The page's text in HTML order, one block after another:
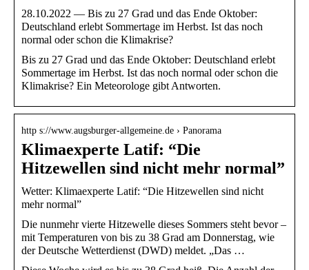
28.10.2022 — Bis zu 27 Grad und das Ende Oktober:
Deutschland erlebt Sommertage im Herbst. Ist das noch
normal oder schon die Klimakrise?
Bis zu 27 Grad und das Ende Oktober: Deutschland erlebt
Sommertage im Herbst. Ist das noch normal oder schon die
Klimakrise? Ein Meteorologe gibt Antworten.
http s://www.augsburger-allgemeine.de › Panorama
Klimaexperte Latif: “Die
Hitzewellen sind nicht mehr normal”
Wetter: Klimaexperte Latif: “Die Hitzewellen sind nicht
mehr normal”
Die nunmehr vierte Hitzewelle dieses Sommers steht bevor –
mit Temperaturen von bis zu 38 Grad am Donnerstag, wie
der Deutsche Wetterdienst (DWD) meldet. „Das …